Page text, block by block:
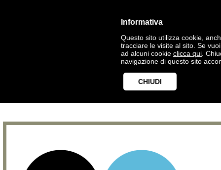
Informativa
Questo sito utilizza cookie,
tracciare le visite al sito. Se
ad alcuni cookie clicca qui .
navigazione di questo sito
CHIUDI